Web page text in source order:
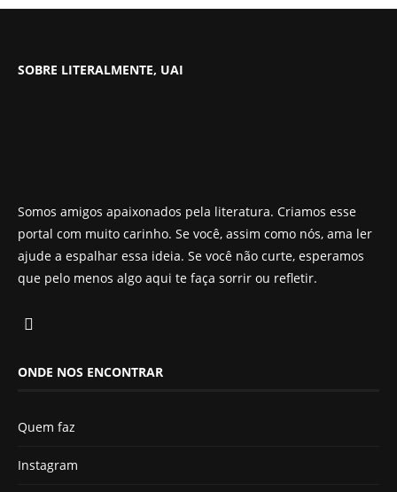
SOBRE LITERALMENTE, UAI
Somos amigos apaixonados pela literatura. Criamos esse
portal com muito carinho. Se você, assim como nós, ama ler
ajude a espalhar essa ideia. Se você não curte, esperamos
que pelo menos algo aqui te faça sorrir ou refletir.
ONDE NOS ENCONTRAR
Quem faz
Instagram